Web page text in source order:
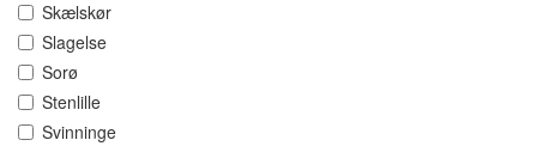
Skælskør
Slagelse
Sorø
Stenlille
Svinninge